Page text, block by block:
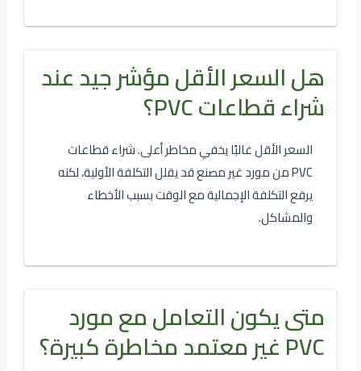
هل السعر الأقل مؤشر جيد عند
شراء قطاعات PVC؟
السعر الأقل غالبًا يخفي مخاطر أعلى. شراء قطاعات
PVC من مورد غير مصنع قد يقلل التكلفة الأولية، لكنه
يرفع التكلفة الإجمالية مع الوقت بسبب الأخطاء
والمشاكل.
متى يكون التعامل مع مورد
PVC غير معتمد مخاطرة كبيرة؟